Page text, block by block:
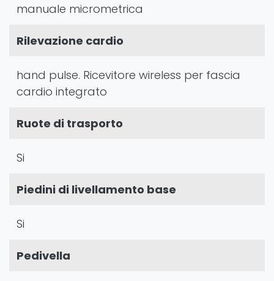
manuale micrometrica
Rilevazione cardio
hand pulse. Ricevitore wireless per fascia
cardio integrato
Ruote di trasporto
Si
Piedini di livellamento base
Si
Pedivella